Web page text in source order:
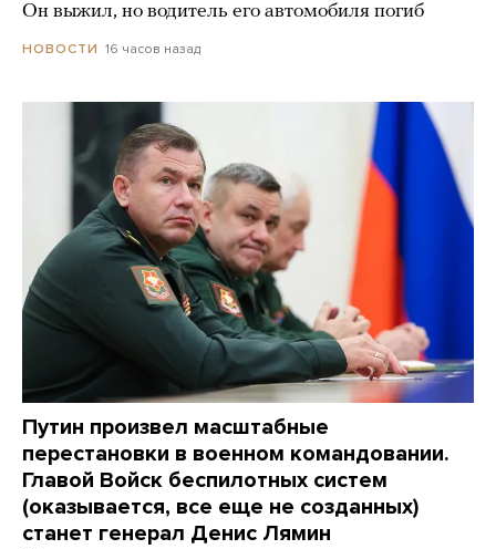
Он выжил, но водитель его автомобиля погиб
НОВОСТИ 16 часов назад
Путин произвел масштабные
перестановки в военном командовании.
Главой Войск беспилотных систем
(оказывается, все еще не созданных)
станет генерал Денис Лямин